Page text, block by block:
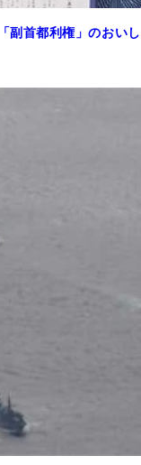
副首都利権」のおいし